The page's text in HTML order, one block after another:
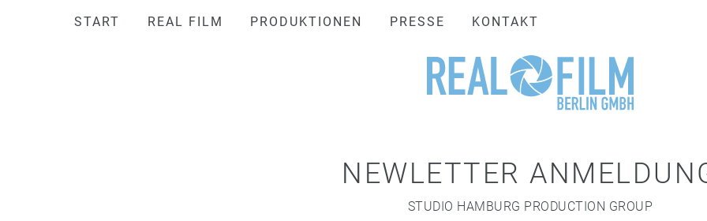
START REAL FILM PRODUKTIONEN PRESSE KONTAKT
NEWLETTER
STUDIO HAMBURG PRODUCTION GROUP